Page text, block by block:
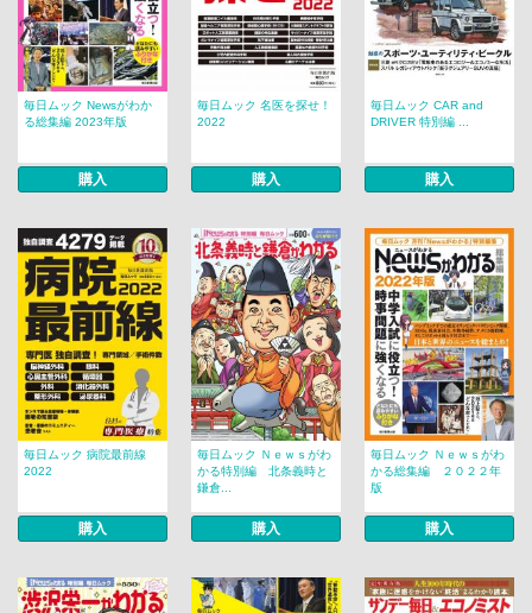
毎日ムック Newsがわか
る総集編 2023年版
購入
毎日ムック 名医を探せ！
2022
購入
毎日ムック CAR and
DRIVER 特別編 ...
購入
毎日ムック 病院最前線
2022
購入
毎日ムック Ｎｅｗｓがわ
かる特別編 北条義時と
鎌倉...
購入
毎日ムック Ｎｅｗｓがわ
かる総集編 ２０２２年
版
購入